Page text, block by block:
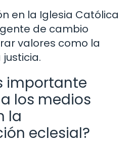
en la Iglesia Católica
de cambio
valores como la
importante
los medios
la
eclesial?